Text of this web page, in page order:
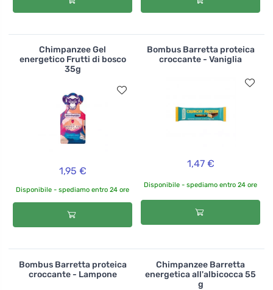
Chimpanzee Gel
energetico Frutti di bosco
35g
1,95 €
Disponibile - spediamo entro 24 ore
Bombus Barretta proteica
croccante - Vaniglia
1,47 €
Disponibile - spediamo entro 24 ore
Bombus Barretta proteica
croccante - Lampone
Chimpanzee Barretta
energetica all'albicocca 55
g